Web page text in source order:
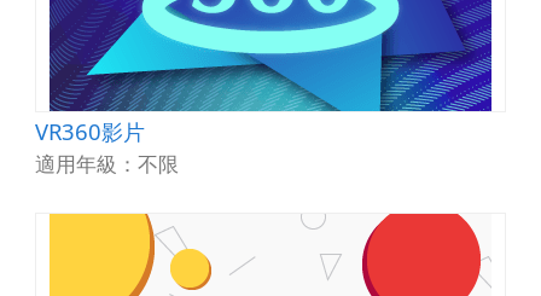
VR360影片
適用年級：不限